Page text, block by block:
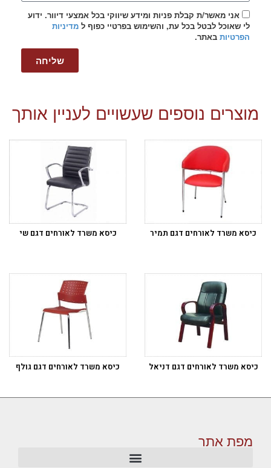
אני מאשר/ת קבלת פניות ומידע שיווקי בכל אמצעי דיוור. ידוע
לי שאוכל לבטל בכל עת, והשימוש בפרטיי כפוף ל מדיניות
הפרטיות באתר.
שליחה
מוצרים נוספים שעשויים לעניין אותך
כיסא משרד לאורחים דגם תמיר כיסא משרד לאורחים דגם שי
כיסא משרד לאורחים דגם דניאל כיסא משרד לאורחים דגם גולף
מפת אתר